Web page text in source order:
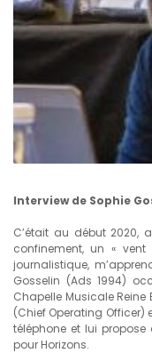
Interview de Sophie
C’était au début 2020,
confinement, un «
journalistique,
Gosselin (Ads 1994)
Chapelle Musicale Reine
(Chief Operating Officer)
téléphone et lui propose
pour Horizons.